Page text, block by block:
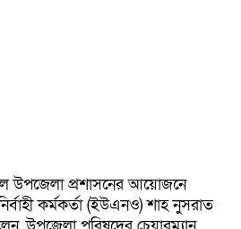
উপজেলা প্রশাসনের আয়োজনে
কর্মকর্তা (ইউএনও) শাহ নুসরাত